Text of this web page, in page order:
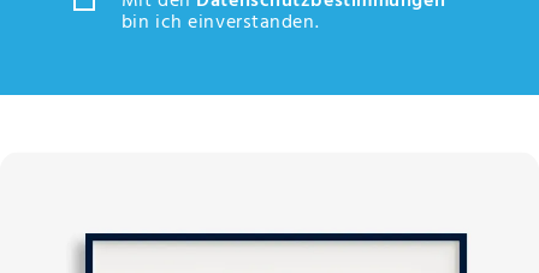
bin ich einverstanden.